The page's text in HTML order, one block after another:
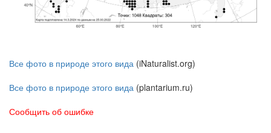
Все фото в природе этого вида (iNaturalist.org)
Все фото в природе этого вида (plantarium.ru)
Сообщить об ошибке